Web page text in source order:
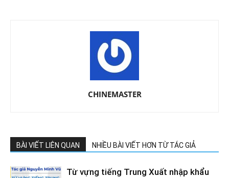
CHINEMASTER
BÀI VIẾT LIÊN QUAN NHIỀU BÀI VIẾT HƠN TỪ TÁC GIẢ
Từ vựng tiếng Trung Xuất nhập khẩu